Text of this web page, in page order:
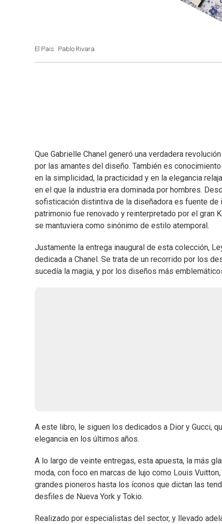
El Pais. Pablo Rivara
Que Gabrielle Chanel generó una verdadera
por las amantes del diseño. También es
en la simplicidad, la practicidad y en la elegancia
en el que la industria era dominada por hombres.
sofisticación distintiva de la diseñadora es fuente de
patrimonio fue renovado y reinterpretado por el gran
se mantuviera como sinónimo de estilo atemporal.
Justamente la entrega inaugural de esta colección,
dedicada a Chanel. Se trata de un recorrido por los
sucedía la magia, y por los diseños más
A este libro, le siguen los dedicados a Dior y Gucci,
elegancia en los últimos años.
A lo largo de veinte entregas, esta apuesta, la más
moda, con foco en marcas de lujo como Louis
grandes pioneros hasta los íconos que dictan las
desfiles de Nueva York y Tokio.
Realizado por especialistas del sector, y llevado